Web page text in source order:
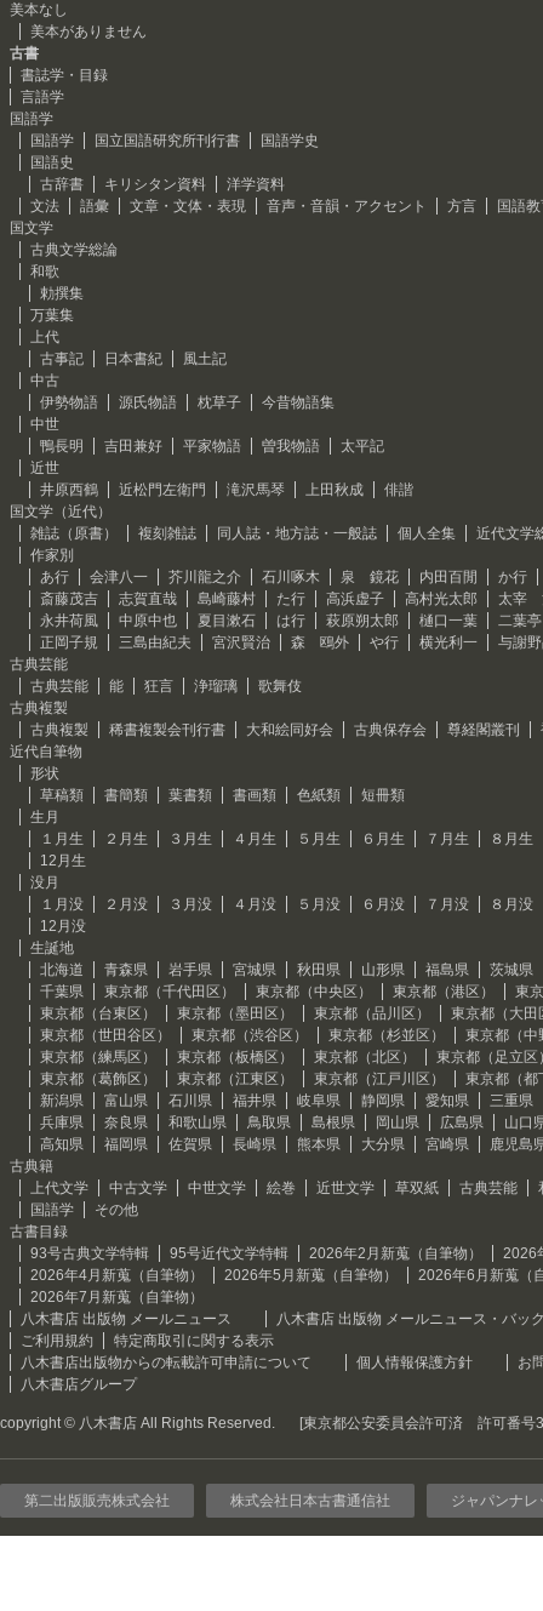
美本なし
美本がありません
古書
書誌学・目録
言語学
国語学
国語学
国立国語研究所刊行書
国語学史
国語史
古辞書
キリシタン資料
洋学資料
文法
語彙 文章・文体・表現 音声・音韻・アクセント 方言
国語
国文学
古典文学総論
和歌
勅撰集
万葉集
上代
古事記
日本書紀
風土記
中古
伊勢物語
源氏物語 枕草子
今昔物語集
中世
鴨長明
吉田兼好 平家物語 曽我物語
太平記
近世
井原西鶴
近松門左衛門 滝沢馬琴 上田秋成
俳諧
国文学（近代）
雑誌（原書）
複刻雑誌 同人誌・地方誌・一般誌 個人全集
近代文学
作家別
あ行
会津八一 芥川龍之介 石川啄木 泉 鏡花 内田百閒
か行
斎藤茂吉
志賀直哉 島崎藤村 た行 高浜虚子 高村光太郎
太宰
永井荷風
中原中也 夏目漱石 は行 萩原朔太郎 樋口一葉
二葉
正岡子規
三島由紀夫 宮沢賢治 森 鴎外 や行 横光利一
与謝
古典芸能
古典芸能
能 狂言 浄瑠璃
歌舞伎
古典複製
古典複製
稀書複製会刊行書 大和絵同好会 古典保存会 尊経閣叢刊
近代自筆物
形状
草稿類
書簡類 葉書類 書画類 色紙類
短冊類
生月
１月生
２月生 ３月生 ４月生 ５月生 ６月生 ７月生
８月生
12月生
没月
１月没
２月没 ３月没 ４月没 ５月没 ６月没 ７月没
８月没
12月没
生誕地
北海道
青森県 岩手県 宮城県 秋田県 山形県 福島県
茨城県
千葉県
東京都（千代田区） 東京都（中央区） 東京都（港区）
東
東京都（台東区）
東京都（墨田区） 東京都（品川区）
東京都（大田
東京都（世田谷区）
東京都（渋谷区） 東京都（杉並区）
東京都（中
東京都（練馬区）
東京都（板橋区） 東京都（北区）
東京都（足立区
東京都（葛飾区）
東京都（江東区） 東京都（江戸川区）
東京都（都
新潟県
富山県 石川県 福井県 岐阜県 静岡県 愛知県
三重県
兵庫県
奈良県 和歌山県 鳥取県 島根県 岡山県 広島県
山口
高知県
福岡県 佐賀県 長崎県 熊本県 大分県 宮崎県
鹿児島
古典籍
上代文学
中古文学 中世文学 絵巻 近世文学 草双紙 古典芸能
国語学
その他
古書目録
93号古典文学特輯
95号近代文学特輯 2026年2月新蒐（自筆物）
2026
2026年4月新蒐（自筆物）
2026年5月新蒐（自筆物）
2026年6月新蒐（
2026年7月新蒐（自筆物）
八木書店 出版物 メールニュース
八木書店 出版物 メールニュース・バッ
ご利用規約
特定商取引に関する表示
八木書店出版物からの転載許可申請について
個人情報保護方針
お
八木書店グループ
copyright © 八木書店 All Rights Reserved. [東京都公安委員会許可済 許可番号
第二出版販売株式会社 株式会社日本古書通信社 ジャパンナレ